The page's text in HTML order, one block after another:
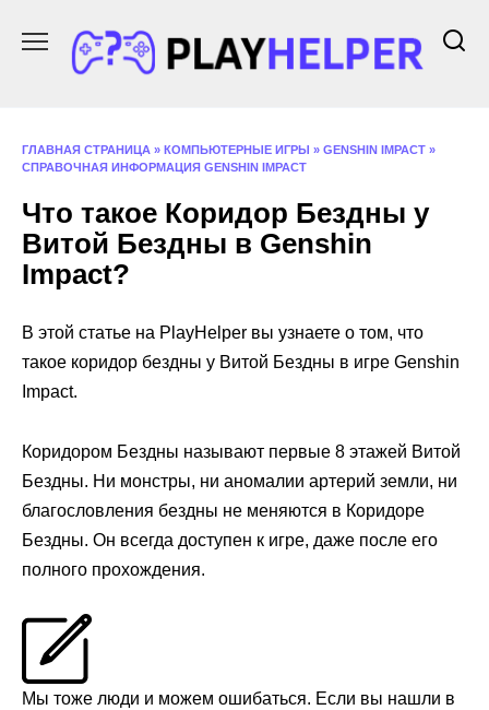
содержанию
ГЛАВНАЯ СТРАНИЦА » КОМПЬЮТЕРНЫЕ ИГРЫ » GENSHIN IMPACT »
СПРАВОЧНАЯ ИНФОРМАЦИЯ GENSHIN IMPACT
Что такое Коридор Бездны у
Витой Бездны в Genshin
Impact?
В этой статье на PlayHelper вы узнаете о том, что
такое коридор бездны у Витой Бездны в игре Genshin
Impact.
Коридором Бездны называют первые 8 этажей Витой
Бездны. Ни монстры, ни аномалии артерий земли, ни
благословления бездны не меняются в Коридоре
Бездны. Он всегда доступен к игре, даже после его
полного прохождения.
Мы тоже люди и можем ошибаться. Если вы нашли в